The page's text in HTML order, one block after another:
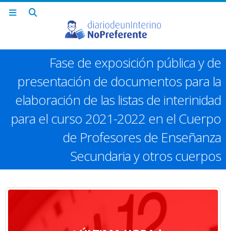
Fase de exposición pública y de
presentación de documentos para la
elaboración de las listas de interinidad
para el curso 2021-2022 en el Cuerpo
de Profesores de Enseñanza
Secundaria y otros cuerpos